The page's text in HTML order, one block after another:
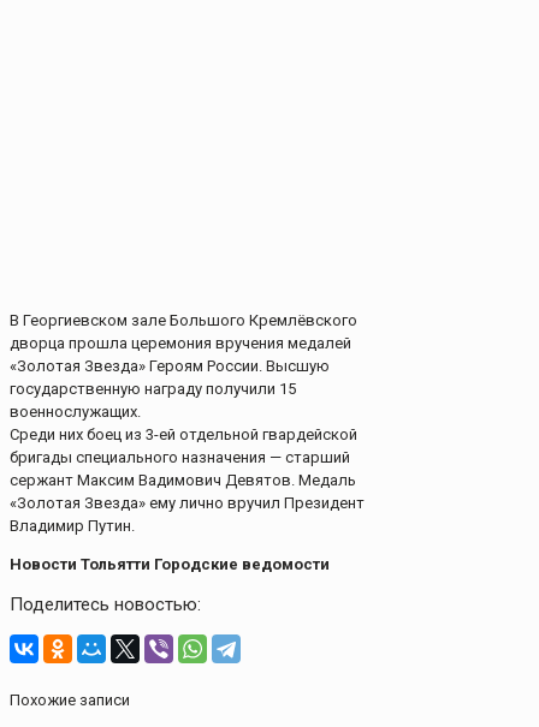
В Георгиевском зале Большого Кремлёвского
дворца прошла церемония вручения медалей
«Золотая Звезда» Героям России. Высшую
государственную награду получили 15
военнослужащих.
Среди них боец из 3-ей отдельной гвардейской
бригады специального назначения — старший
сержант Максим Вадимович Девятов. Медаль
«Золотая Звезда» ему лично вручил Президент
Владимир Путин.
Новости Тольятти Городские ведомости
Поделитесь новостью:
Похожие записи